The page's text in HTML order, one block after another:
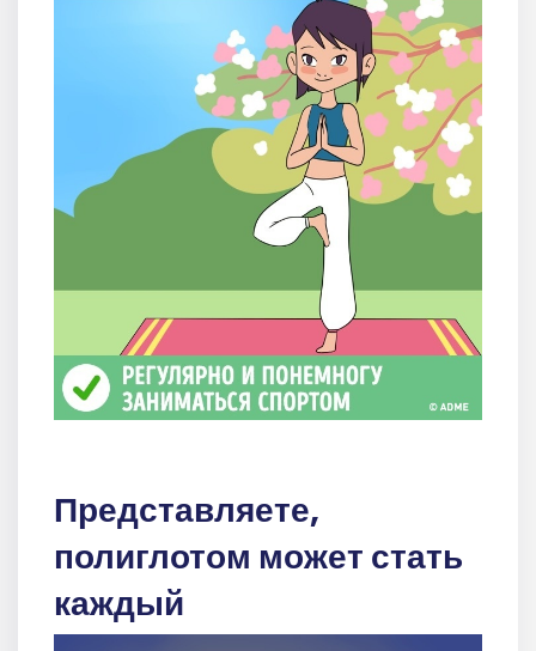
Представляете,
полиглотом может стать
каждый